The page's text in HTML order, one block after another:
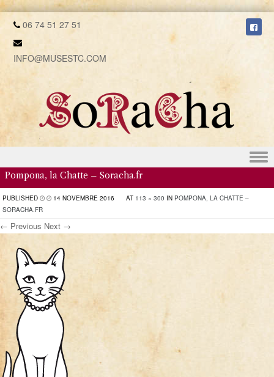
06 74 51 27 51
INFO@MUSESTC.COM
Skip to content
Pompona, la Chatte – Soracha.fr
PUBLISHED 14 NOVEMBRE 2016 AT 113 × 300 IN POMPONA, LA CHATTE –
SORACHA.FR
← Previous Next →